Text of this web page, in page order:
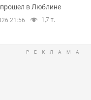
в Люблине
21:56 1,7 т.